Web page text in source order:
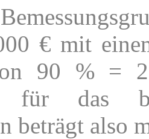
€ mit
90 % =
für das
beträgt also